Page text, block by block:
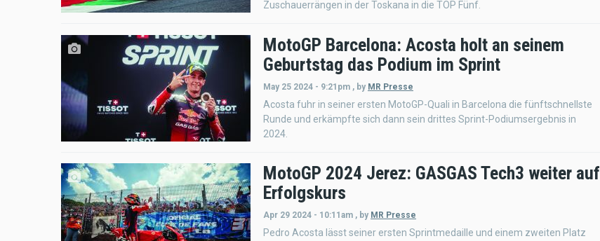
Zuschauerrängen in der Toskana in die TOP Fünf.
MotoGP Barcelona: Acosta holt an seinem
Geburtstag das Podium im Sprint
May 25 2024 - 9:21pm , by MR Presse
Acosta fuhr in seiner ersten MotoGP-Quali in Barcelona die fünftschnellste
Runde und erkämpfte sich dann sein drittes Sprint-Podiumsergebnis in
2024.
MotoGP 2024 Jerez: GASGAS Tech3 weiter auf
Erfolgskurs
Apr 29 2024 - 10:11am , by MR Presse
Pedro Acosta lässt seiner ersten Sprintmedaille und einem zweiten Platz